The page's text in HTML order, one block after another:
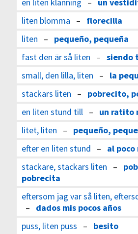
liten blomma – florecilla
liten – pequeño, pequeña
fast den är så liten – siendo
small, den lilla, liten – la
stackars liten – pobrecito,
en liten stund till – un ratito
litet, liten – pequeño,
efter en liten stund – al
stackare, stackars liten –
pobrecita
eftersom jag var så liten,
– dados mis pocos años
puss, liten puss – besito